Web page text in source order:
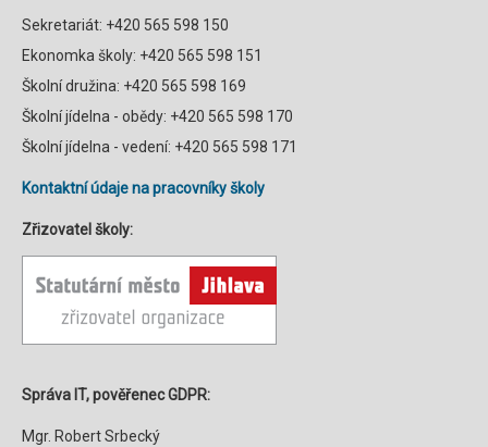
Sekretariát: +420 565 598 150
Ekonomka školy: +420 565 598 151
Školní družina: +420 565 598 169
Školní jídelna - obědy: +420 565 598 170
Školní jídelna - vedení: +420 565 598 171
Kontaktní údaje na pracovníky školy
Zřizovatel školy:
Správa IT, pověřenec GDPR:
Mgr. Robert Srbecký